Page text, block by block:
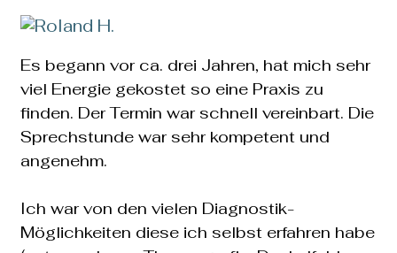
Es begann vor ca. drei Jahren, hat mich sehr
viel Energie gekostet so eine Praxis zu
finden. Der Termin war schnell vereinbart. Die
Sprechstunde war sehr kompetent und
angenehm.
Ich war von den vielen Diagnostik-
Möglichkeiten diese ich selbst erfahren habe